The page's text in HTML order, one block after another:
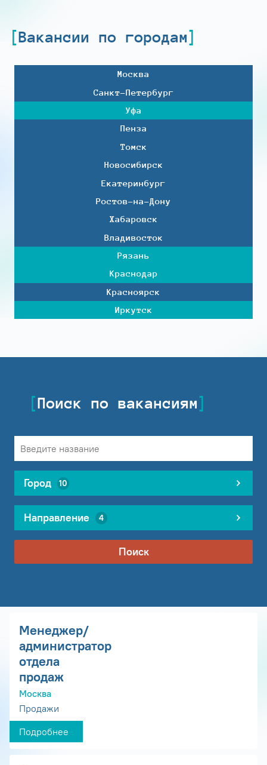
Вакансии по городам
Москва
Санкт-Петербург
Уфа
Пенза
Томск
Новосибирск
Екатеринбург
Ростов-на-Дону
Хабаровск
Владивосток
Рязань
Краснодар
Красноярск
Иркутск
Поиск по вакансиям
Город 10
Направление 4
Поиск
Менеджер/
администратор
отдела
продаж
Москва
Продажи
Подробнее